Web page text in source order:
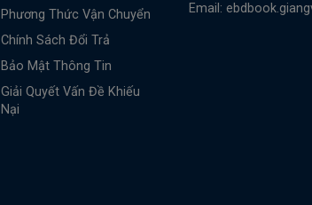
Phương Thức Vận Chuyển
Chính Sách Đổi Trả
Bảo Mật Thông Tin
Giải Quyết Vấn Đề Khiếu
Nại
Email: